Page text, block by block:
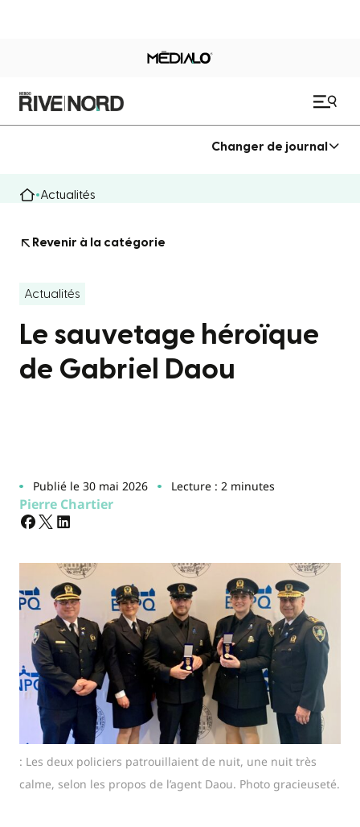
Changer de journal
Actualités
Revenir à la catégorie
Actualités
Le sauvetage héroïque
de Gabriel Daou
Publié le 30 mai 2026 Lecture : 2 minutes
Pierre Chartier
: Les deux policiers patrouillaient de nuit, une nuit très
calme, selon les propos de l’agent Daou. Photo gracieuseté.